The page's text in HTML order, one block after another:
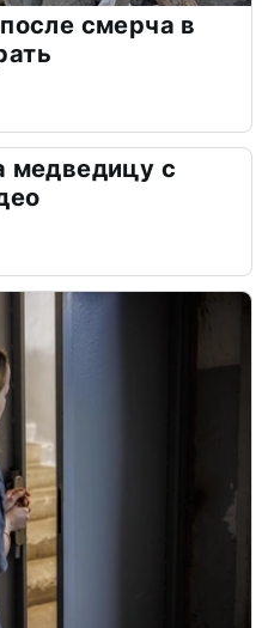
смерча в
медведицу с